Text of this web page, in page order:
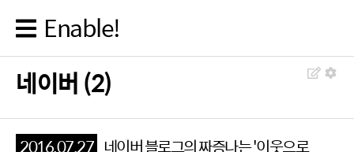
Enable!
네이버 (2)
2016.07.27 네이버 블로그의 짜증나는 '이웃으로